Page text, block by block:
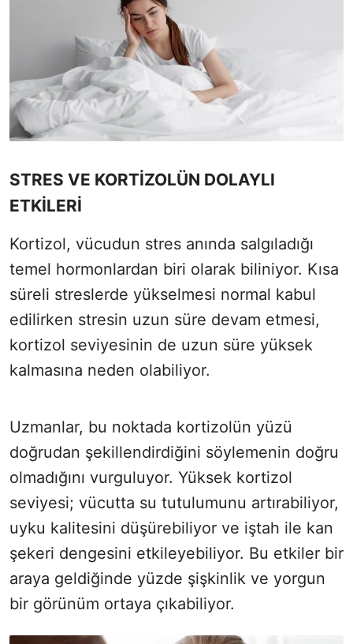
STRES VE KORTİZOLÜN DOLAYLI
ETKİLERİ
Kortizol, vücudun stres anında salgıladığı
temel hormonlardan biri olarak biliniyor. Kısa
süreli streslerde yükselmesi normal kabul
edilirken stresin uzun süre devam etmesi,
kortizol seviyesinin de uzun süre yüksek
kalmasına neden olabiliyor.
Uzmanlar, bu noktada kortizolün yüzü
doğrudan şekillendirdiğini söylemenin doğru
olmadığını vurguluyor. Yüksek kortizol
seviyesi; vücutta su tutulumunu artırabiliyor,
uyku kalitesini düşürebiliyor ve iştah ile kan
şekeri dengesini etkileyebiliyor. Bu etkiler bir
araya geldiğinde yüzde şişkinlik ve yorgun
bir görünüm ortaya çıkabiliyor.